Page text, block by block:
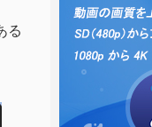
る